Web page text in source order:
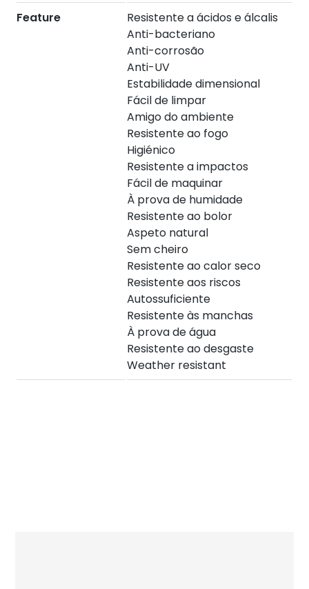
Feature
Resistente a ácidos e álcalis
Anti-bacteriano
Anti-corrosão
Anti-UV
Estabilidade dimensional
Fácil de limpar
Amigo do ambiente
Resistente ao fogo
Higiénico
Resistente a impactos
Fácil de maquinar
À prova de humidade
Resistente ao bolor
Aspeto natural
Sem cheiro
Resistente ao calor seco
Resistente aos riscos
Autossuficiente
Resistente às manchas
À prova de água
Resistente ao desgaste
Weather resistant